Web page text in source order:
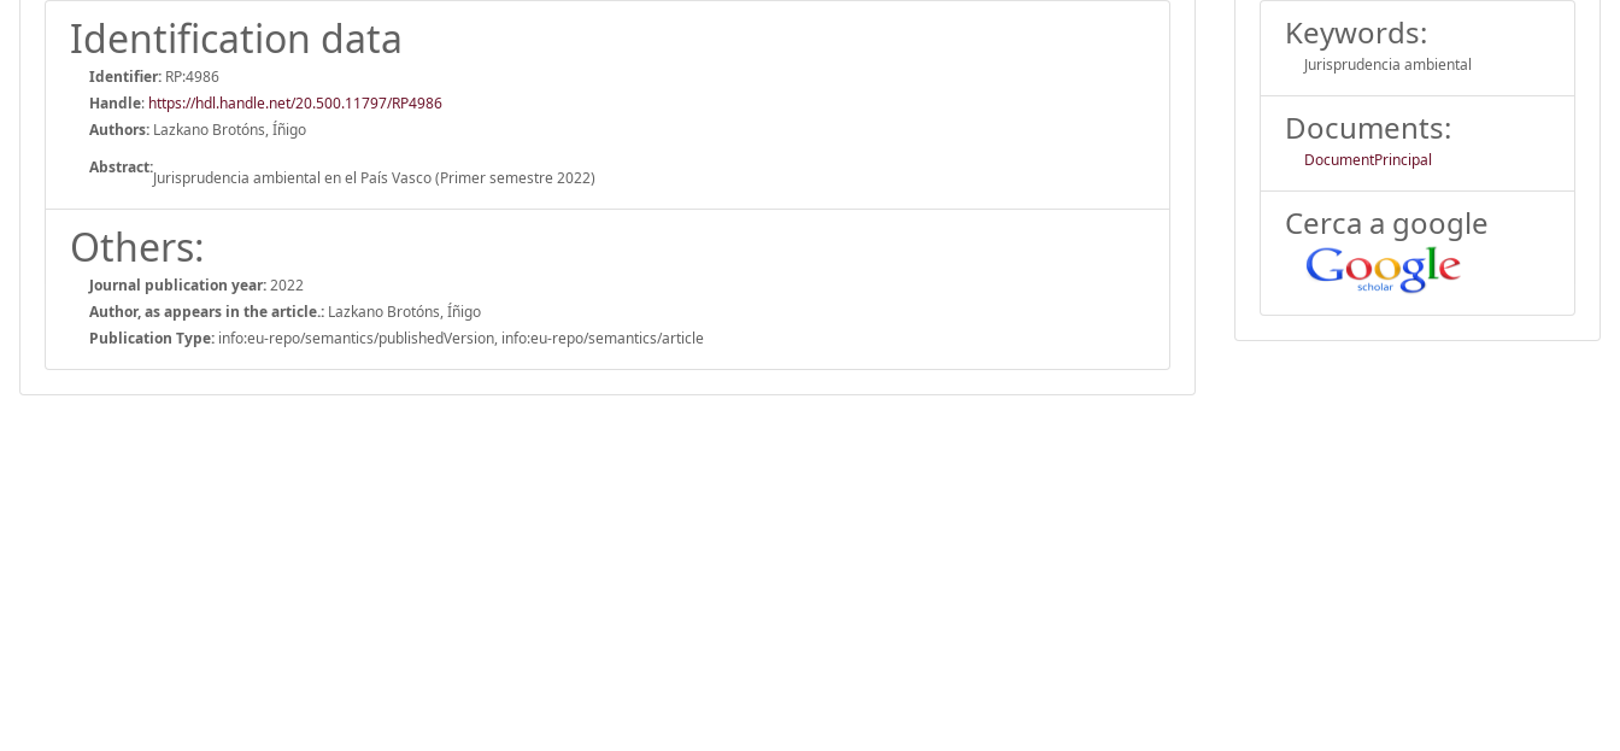
Identification data
Identifier: RP:4986
Handle: https://hdl.handle.net/20.500.11797/RP4986
Authors: Lazkano Brotóns, Íñigo
Abstract:
Jurisprudencia ambiental en el País Vasco (Primer semestre 2022)
Others:
Journal publication year:2022
Author, as appears in the article.: Lazkano Brotóns, Íñigo
Publication Type: info:eu-repo/semantics/publishedVersion, info:eu-repo/semantics/article
Keywords:
Jurisprudencia ambiental
Documents:
DocumentPrincipal
Cerca a google